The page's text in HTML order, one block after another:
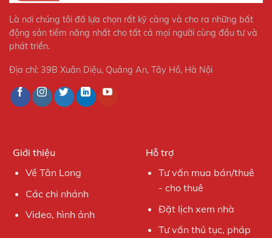
Là nơi chúng tôi đã lựa chọn rất kỹ càng và cho ra những bất
động sản tiềm năng nhất cho tất cả mọi người cùng đầu tư và
phát triển.
Địa chỉ: 39B Xuân Diệu, Quảng An, Tây Hồ, Hà Nội
Giới thiệu
Về Tân Long
Các chi nhánh
Video, hình ảnh
Hỗ trợ
Tư vấn mua bán/thuê
- cho thuê
Đặt lịch xem nhà
Tư vấn thủ tục, pháp